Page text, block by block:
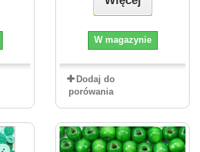
W magazynie
Dodaj do
porówania